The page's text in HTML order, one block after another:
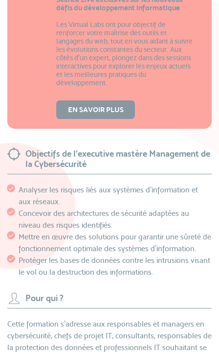
défis du développement informatique
Les Virtual Labs ont pour objectif de
renforcer votre maîtrise des outils et
langages du web, tout en vous aidant à suivre
les évolutions constantes du secteur. Aux
côtés d’un expert, plongez dans des sessions
interactives pour explorer les enjeux actuels
et les meilleures pratiques du
développement.
EN SAVOIR PLUS
Objectifs de l'executive mastère Management de
la Cybersécurité
Analyser les risques liés aux systèmes d’information et
aux réseaux.
Concevoir des architectures de sécurité adaptées au
niveau des risques identifiés.
Mettre en œuvre des solutions pour garantir une sûreté de
fonctionnement optimale des systèmes d’information.
Protéger les bases de données contre les intrusions visant
le vol ou la destruction des informations.
Pour qui ?
Cette formation s'adresse aux responsables et managers en
cybersécurité, chefs de projet IT, consultants, responsables de
la protection des données et professionnels IT souhaitant se